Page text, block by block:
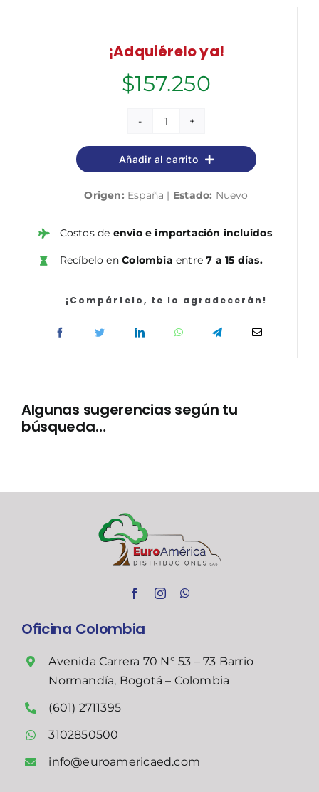
¡Adquiérelo ya!
$157.250
Lenguajes
de
marcas
sistemas
gestión
información
Añadir al carrito
Origen: España | Estado: Nuevo
Costos de envio e importación incluidos.
Recíbelo enColombia entre7 a 15 días.
¡Compártelo, te lo agradecerán!
Algunas sugerencias según tu
búsqueda…
Oficina Colombia
Avenida Carrera 70 N° 53 – 73 Barrio
Normandía, Bogotá – Colombia
(601) 2711395
3102850500
info@euroamericaed.com